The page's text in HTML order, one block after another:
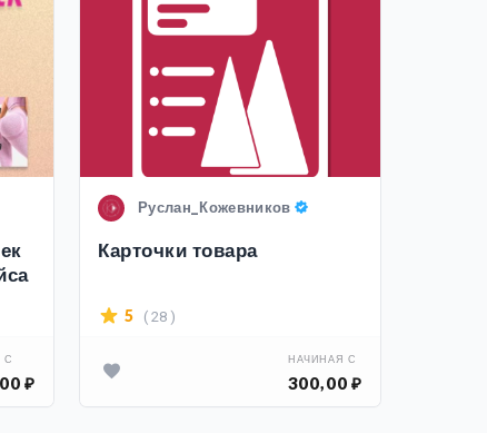
С
₽
Руслан_Кожевников
Карточки товара
5 ( 28 )
НАЧИНАЯ С
300,00 ₽